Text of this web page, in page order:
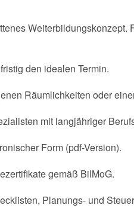
den idealen Termin.
Räumlichkeiten oder
mit langjähriger
Form (pdf-Version).
gemäß BilMoG.
Planungs- und